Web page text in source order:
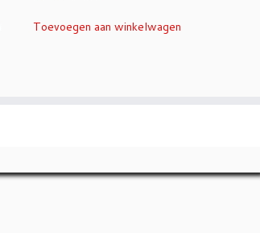
Toevoegen aan winkelwagen